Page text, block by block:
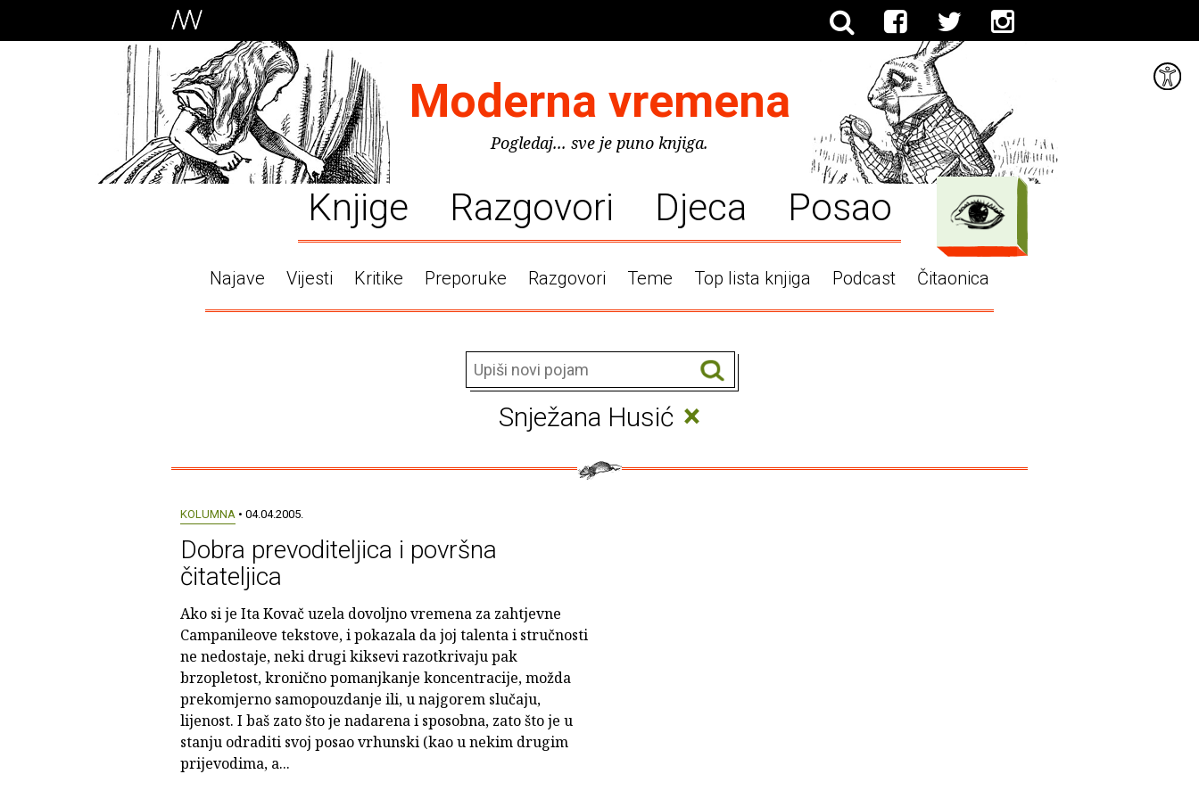
Moderna vremena
Pogledaj... sve je puno knjiga.
Knjige Razgovori Djeca Posao
Najave Vijesti Kritike Preporuke Razgovori Teme Top lista knjiga Podcast Čitaonica
Snježana Husić ×
KOLUMNA• 04.04.2005.
Dobra prevoditeljica i površna
čitateljica
Ako si je Ita Kovač uzela dovoljno vremena za zahtjevne
Campanileove tekstove, i pokazala da joj talenta i stručnosti
ne nedostaje, neki drugi kiksevi razotkrivaju pak
brzopletost, kronično pomanjkanje koncentracije, možda
prekomjerno samopouzdanje ili, u najgorem slučaju,
lijenost. I baš zato što je nadarena i sposobna, zato što je u
stanju odraditi svoj posao vrhunski (kao u nekim drugim
prijevodima, a...